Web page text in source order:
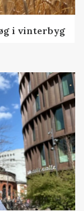
i vinterbyg